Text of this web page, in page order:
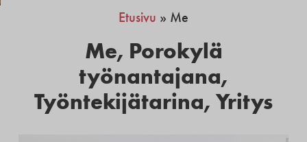
Etusivu » Me
Me, Porokylä
työnantajana,
Työntekijätarina, Yritys